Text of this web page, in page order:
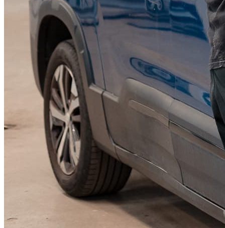
KGM Pickups
Fordonstyp
PickupTransportbilPersonbil
Visa alla fordon